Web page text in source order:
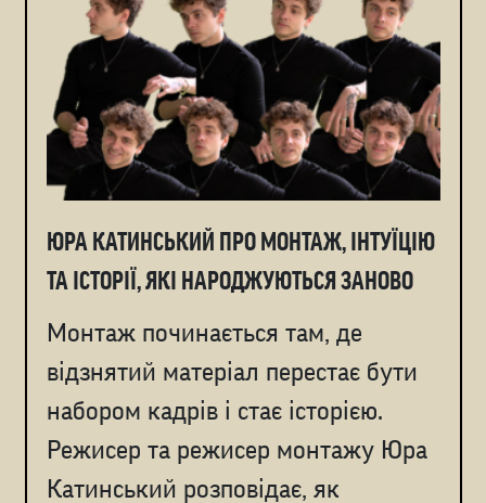
ЮРА КАТИНСЬКИЙ ПРО МОНТАЖ, ІНТУЇЦІЮ
ТА ІСТОРІЇ, ЯКІ НАРОДЖУЮТЬСЯ ЗАНОВО
Монтаж починається там, де
відзнятий матеріал перестає бути
набором кадрів і стає історією.
Режисер та режисер монтажу Юра
Катинський розповідає, як